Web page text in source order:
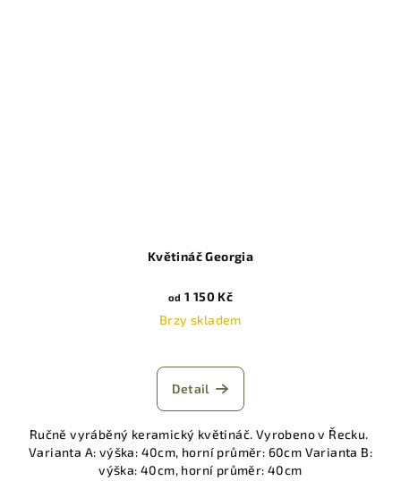
Květináč Georgia
od 1 150 Kč
Brzy skladem
Detail
Ručně vyráběný keramický květináč. Vyrobeno v Řecku.
Varianta A: výška: 40cm, horní průměr: 60cm Varianta B:
výška: 40cm, horní průměr: 40cm